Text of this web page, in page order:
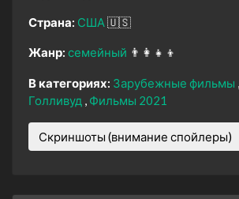
Страна: США🇺🇸
Жанр: семейный 👨‍👩‍👧‍👦
В категориях: Зарубежные фильмы
Голливуд
Фильмы 2021
Скриншоты (внимание спойлеры)